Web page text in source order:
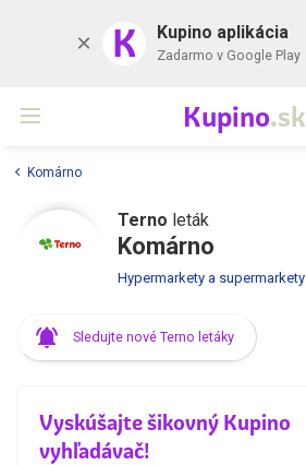
K Kupino aplikácia
Zadarmo v Google Play
Kupino.sk
Komárno
Terno leták
Komárno
Hypermarkety a supermarkety
Sledujte nové Terno letáky
Vyskúšajte šikovný Kupino
vyhľadávač!